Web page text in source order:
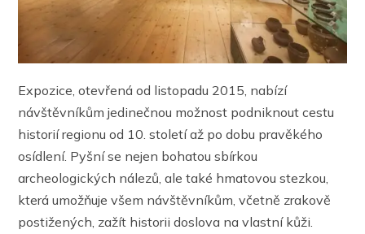
Expozice, otevřená od listopadu 2015, nabízí
návštěvníkům jedinečnou možnost podniknout cestu
historií regionu od 10. století až po dobu pravěkého
osídlení. Pyšní se nejen bohatou sbírkou
archeologických nálezů, ale také hmatovou stezkou,
která umožňuje všem návštěvníkům, včetně zrakově
postižených, zažít historii doslova na vlastní kůži.